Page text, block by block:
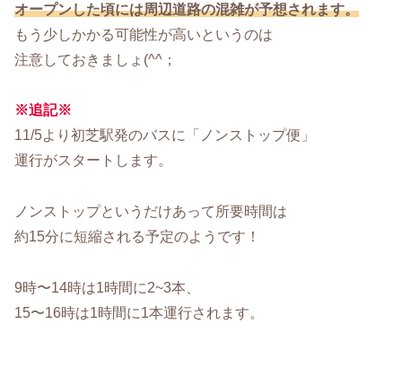
オープンした頃には周辺道路の混雑が予想されます。
もう少しかかる可能性が高いというのは
注意しておきましょ(^^；
※追記※
11/5より初芝駅発のバスに「ノンストップ便」
運行がスタートします。
ノンストップというだけあって所要時間は
約15分に短縮される予定のようです！
9時〜14時は1時間に2~3本、
15〜16時は1時間に1本運行されます。